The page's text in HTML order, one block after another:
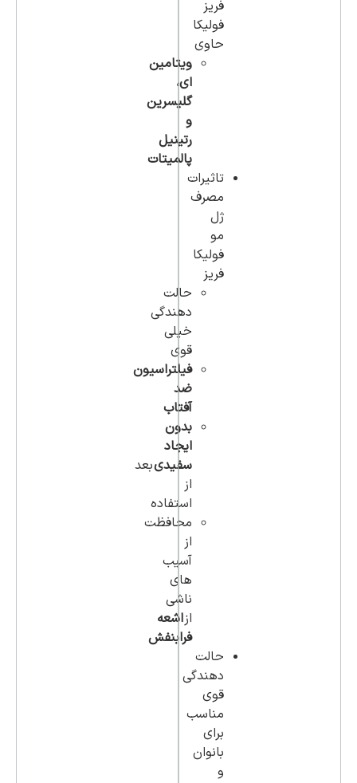
فریز
فولیکا
حاوی
ویتامین
ای،‌
گلیسرین
و
رتینیل
پالمیتات
تاثیرات
مصرف
ژل
مو
فولیکا
فریز
حالت
دهندگی
خیلی
قوی
فیلتراسیون
ضد
آفتاب
بدون
ایجاد
سفیدیبعد
از
استفاده
محافظت
از
آسیب
های
ناشی
ازاشعه
فرابنفش
حالت
دهندگی
قوی
مناسب
برای
بانوان
و